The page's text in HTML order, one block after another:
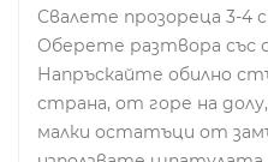
Свалете прозореца 3-4
Оберете разтвора със
Напръскайте обилно
страна, от горе на
малки остатъци от